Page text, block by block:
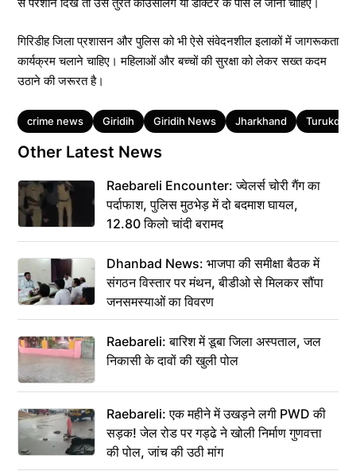
गिरिडीह जिला प्रशासन और पुलिस को भी ऐसे संवेदनशील इलाकों में जागरूकता
कार्यक्रम चलाने चाहिए। महिलाओं और बच्चों की सुरक्षा को लेकर सख्त कदम
उठाने की जरूरत है।
Tags
crime news Giridih Giridih News Jharkhand Turukdiha
Other Latest News
Raebareli Encounter: ज्वेलर्स चोरी गैंग का
पर्दाफाश, पुलिस मुठभेड़ में दो बदमाश घायल,
12.80 किलो चांदी बरामद
Dhanbad News: भाजपा की समीक्षा बैठक में
संगठन विस्तार पर मंथन, बीडीओ से मिलकर सौंपा
जनसमस्याओं का विवरण
Raebareli: बारिश में डूबा जिला अस्पताल, जल
निकासी के दावों की खुली पोल
Raebareli: एक महीने में उखड़ने लगी PWD की
सड़क! जेल रोड पर गड्ढे ने खोली निर्माण गुणवत्ता
की पोल, जांच की उठी मांग